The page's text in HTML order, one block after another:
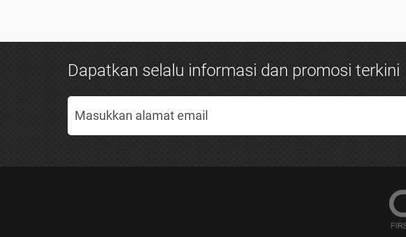
Dapatkan selalu informasi dan promosi terkini